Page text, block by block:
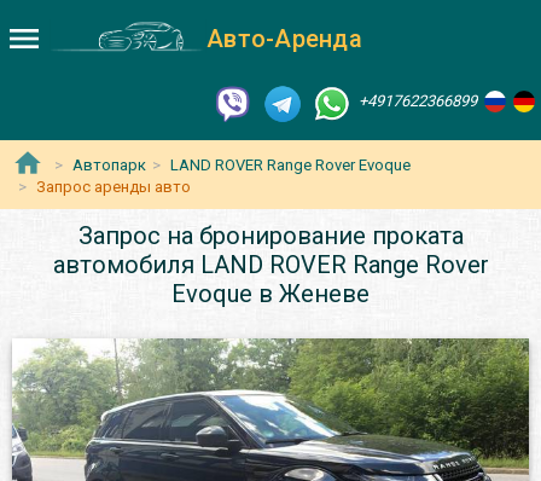
Авто-Аренда
+4917622366899
Автопарк
LAND ROVER Range Rover Evoque
Запрос аренды авто
Запрос на бронирование проката
автомобиля LAND ROVER Range Rover
Evoque в Женеве